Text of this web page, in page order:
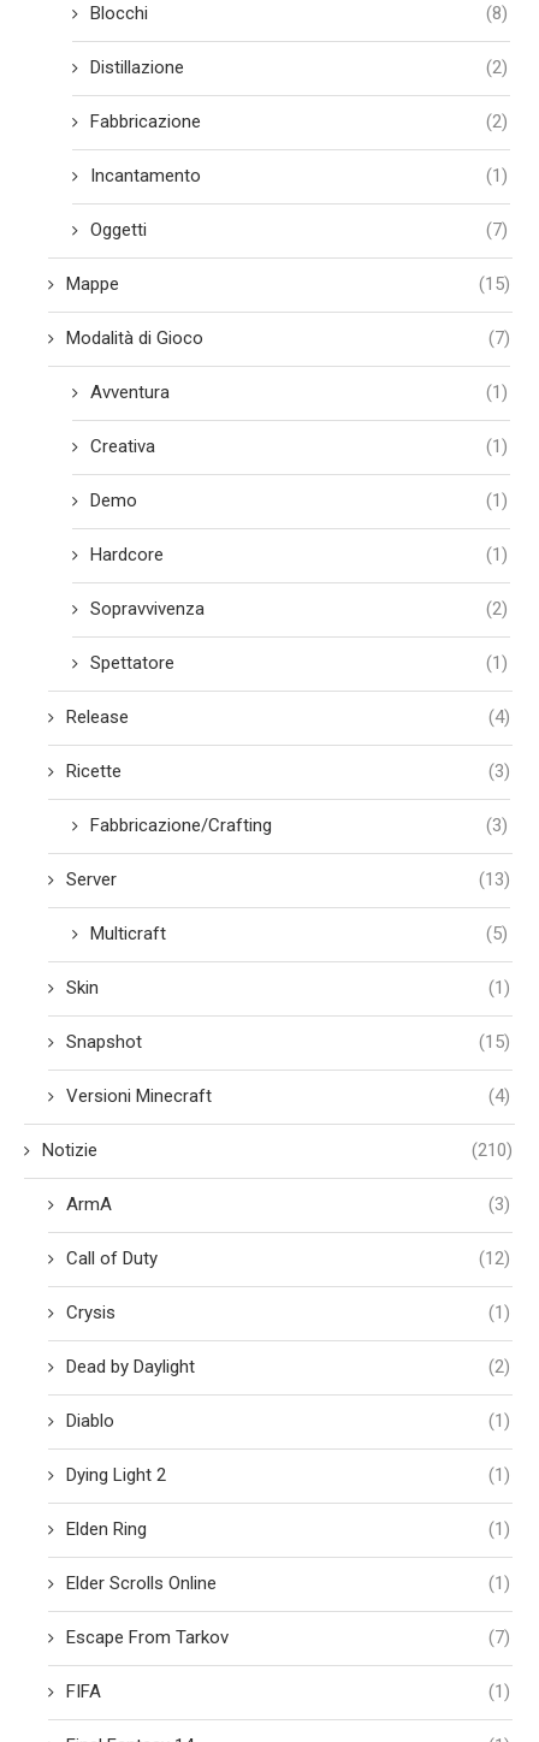
Blocchi (8)
Distillazione (2)
Fabbricazione (2)
Incantamento (1)
Oggetti (7)
Mappe (15)
Modalità di Gioco (7)
Avventura (1)
Creativa (1)
Demo (1)
Hardcore (1)
Sopravvivenza (2)
Spettatore (1)
Release (4)
Ricette (3)
Fabbricazione/Crafting (3)
Server (13)
Multicraft (5)
Skin (1)
Snapshot (15)
Versioni Minecraft (4)
Notizie (210)
ArmA (3)
Call of Duty (12)
Crysis (1)
Dead by Daylight (2)
Diablo (1)
Dying Light 2 (1)
Elden Ring (1)
Elder Scrolls Online (1)
Escape From Tarkov (7)
FIFA (1)